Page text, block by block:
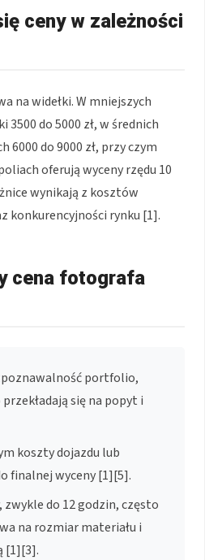
ceny w zależności
na widełki. W mniejszych
do 5000 zł, w średnich
6000 do 9000 zł, przy czym
oferują wyceny rzędu 10
wynikają z kosztów
konkurencyjności rynku [1].
cena fotografa
portfolio,
się na popyt i
koszty dojazdu lub
finalnej wyceny [1][5].
zwykle do 12 godzin, często
na rozmiar materiału i
[1][3].